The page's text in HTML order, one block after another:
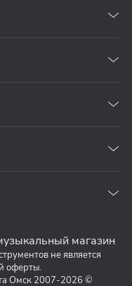
не является
оферты.
Омск 2007-2026 ©